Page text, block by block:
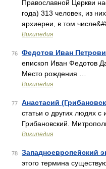
Православной Церкви
года) 313 человек, из
архиереи, в том
Википедия
76 Федотов Иван
епископ Иван Федотов
Место рождения …
Википедия
77 Анастасий
статьи о других людях
Грибановский.
Википедия
78 Западноевропейский
этого термина